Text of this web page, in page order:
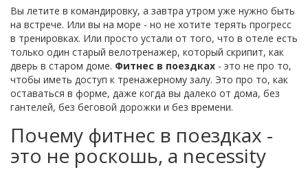
Вы летите в командировку, а завтра утром уже нужно быть
на встрече. Или вы на море - но не хотите терять прогресс
в тренировках. Или просто устали от того, что в отеле есть
только один старый велотренажер, который скрипит, как
дверь в старом доме. Фитнес в поездках - это не про то,
чтобы иметь доступ к тренажерному залу. Это про то, как
оставаться в форме, даже когда вы далеко от дома, без
гантелей, без беговой дорожки и без времени.
Почему фитнес в поездках -
это не роскошь, а necessity